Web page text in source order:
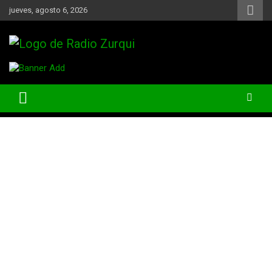
Skip
to
jueves, agosto 6, 2026
Radio Zurqui